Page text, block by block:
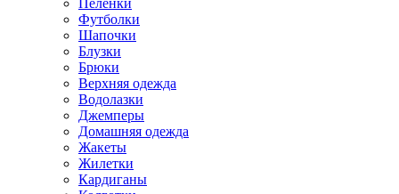
Футболки
Шапочки
Блузки
Брюки
Верхняя одежда
Водолазки
Джемперы
Домашняя одежда
Жакеты
Жилетки
Кардиганы